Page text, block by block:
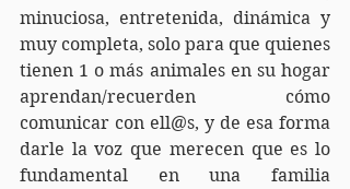
minuciosa, entretenida, dinámica y
muy completa, solo para que quienes
tienen 1 o más animales en su hogar
aprendan/recuerden cómo
comunicar con ell@s, y de esa forma
darle la voz que merecen que es lo
fundamental en una familia